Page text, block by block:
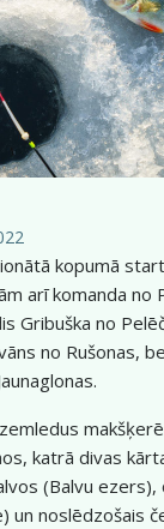
kopumā
arī komanda no
Gribuška no
no Rušonas,
katrā divas
(Balvu ezers),
un noslēdzošais